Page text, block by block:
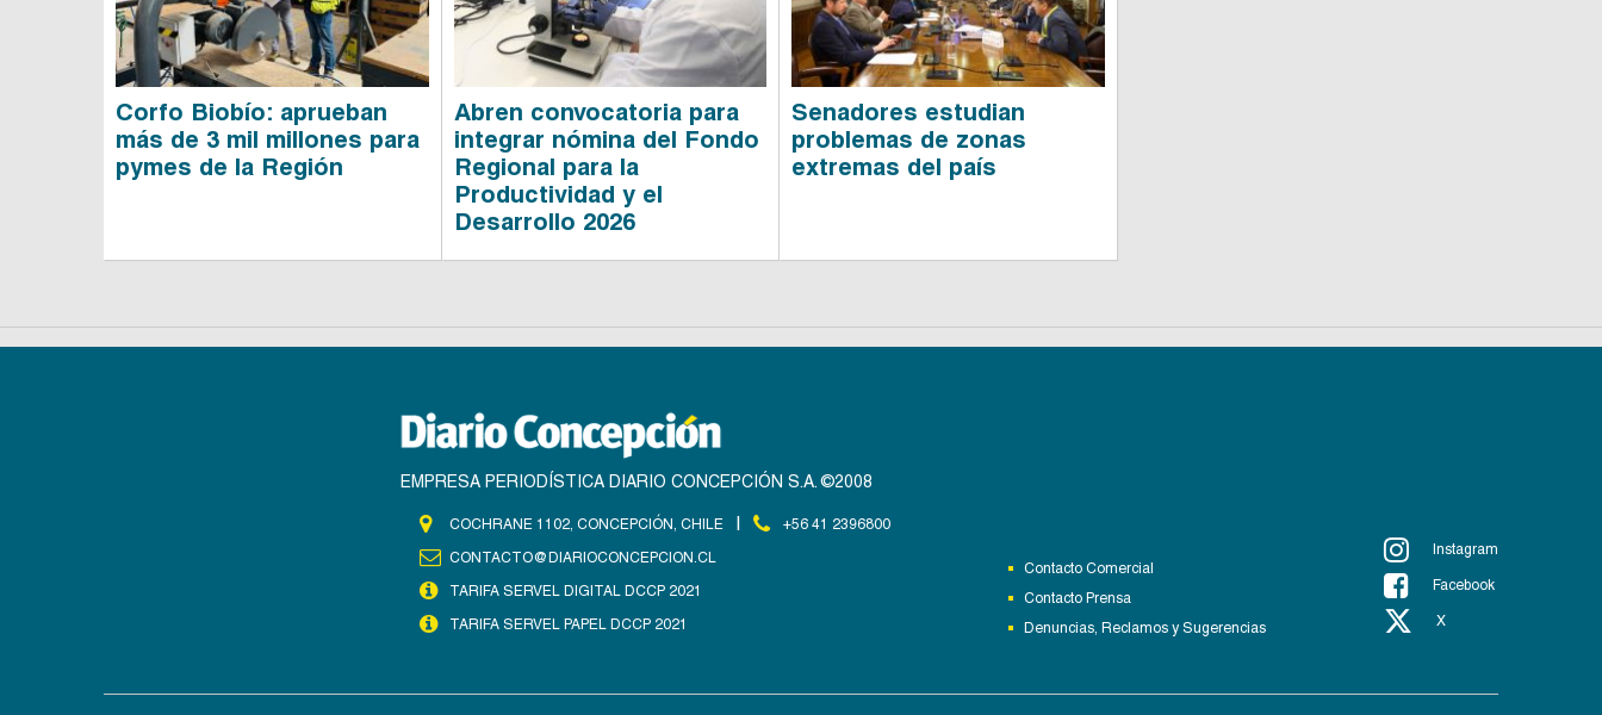
Corfo Biobío: aprueban
más de 3 mil millones para
pymes de la Región
Abren convocatoria para
integrar nómina del Fondo
Regional para la
Productividad y el
Desarrollo 2026
Senadores estudian
problemas de zonas
extremas del país
EMPRESA PERIODÍSTICA DIARIO CONCEPCIÓN S.A. ©2008
COCHRANE 1102, CONCEPCIÓN, CHILE
+56 41 2396800
CONTACTO@DIARIOCONCEPCION.CL
TARIFA SERVEL DIGITAL DCCP 2021
TARIFA SERVEL PAPEL DCCP 2021
Contacto Comercial
Contacto Prensa
Denuncias, Reclamos y Sugerencias
Instagram
Facebook
X